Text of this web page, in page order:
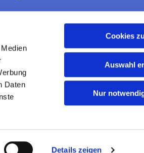
Daten
Details zeigen
Cookies
Auswahl
Nur